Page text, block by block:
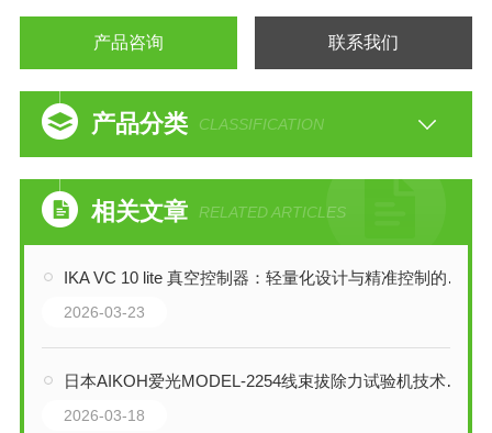
产品咨询 联系我们
产品分类 CLASSIFICATION
相关文章 RELATED ARTICLES
IKA VC 10 lite 真空控制器：轻量化设计与精准控制的融合
2026-03-23
日本AIKOH爱光MODEL-2254线束拔除力试验机技术解析：精准守护者
2026-03-18